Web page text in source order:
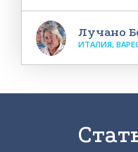
Лучано
ИТАЛИЯ,